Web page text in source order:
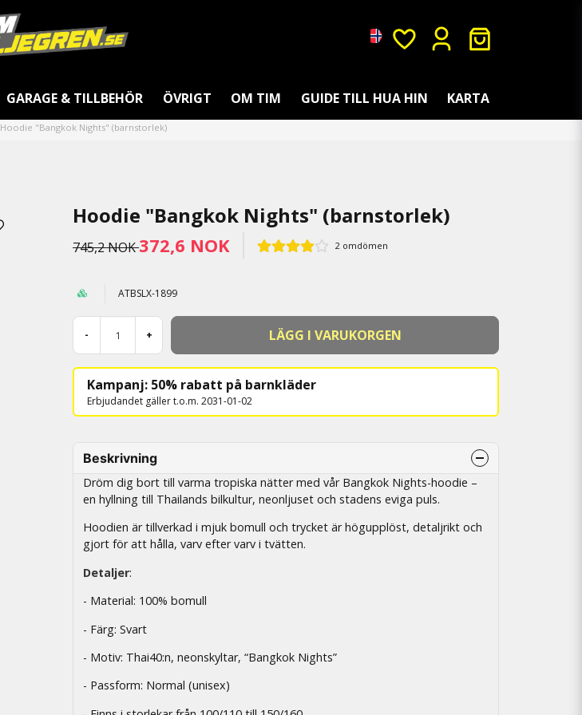
GARAGE & TILLBEHÖR ÖVRIGT OM TIM GUIDE TILL HUA HIN KARTA
Hoodie "Bangkok Nights" (barnstorlek)
Hoodie "Bangkok Nights" (barnstorlek)
745,2 NOK372,6 NOK 2 omdömen
ATBSLX-1899
- + LÄGG I VARUKORGEN
Kampanj: 50% rabatt på barnkläder
Erbjudandet gäller t.o.m. 2031-01-02
Beskrivning
Dröm dig bort till varma tropiska nätter med vår Bangkok Nights-hoodie –
en hyllning till Thailands bilkultur, neonljuset och stadens eviga puls.
Hoodien är tillverkad i mjuk bomull och trycket är högupplöst, detaljrikt och
gjort för att hålla, varv efter varv i tvätten.
Detaljer:
- Material: 100% bomull
- Färg: Svart
- Motiv: Thai40:n, neonskyltar, “Bangkok Nights”
- Passform: Normal (unisex)